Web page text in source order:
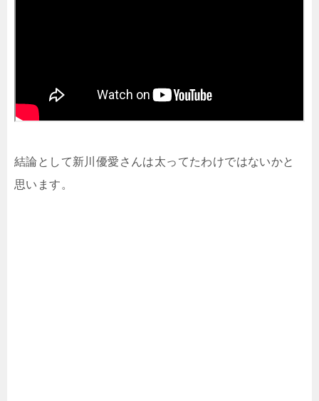
結論として新川優愛さんは太ってたわけではないかと
思います。